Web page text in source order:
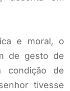
e moral, o
de gesto de
condição de
tivesse